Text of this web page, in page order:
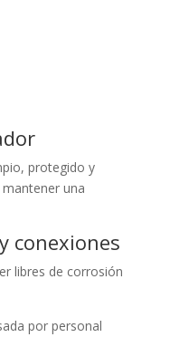
protegido y
una
conexiones
libres de corrosión
por personal